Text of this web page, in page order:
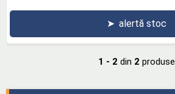
➤ alertă stoc
1 - 2 din 2 produse